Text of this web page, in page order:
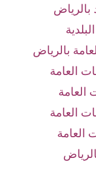
بالرياض
بالرياض
العامة
العامة
العامة
العامة